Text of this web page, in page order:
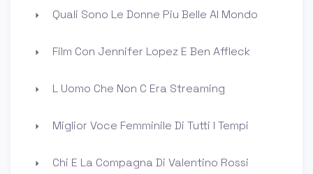
Quali Sono Le Donne Piu Belle Al Mondo
Film Con Jennifer Lopez E Ben Affleck
L Uomo Che Non C Era Streaming
Miglior Voce Femminile Di Tutti I Tempi
Chi E La Compagna Di Valentino Rossi